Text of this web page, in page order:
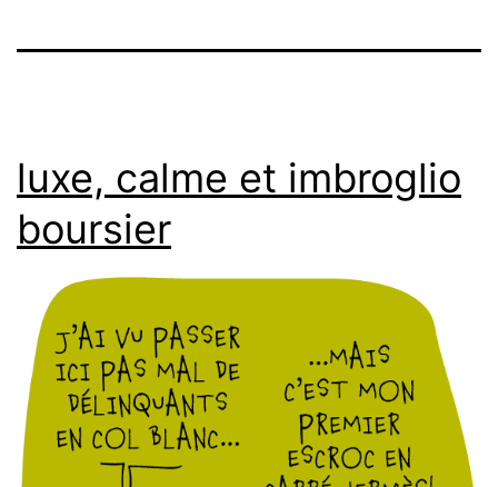
luxe, calme et imbroglio
boursier